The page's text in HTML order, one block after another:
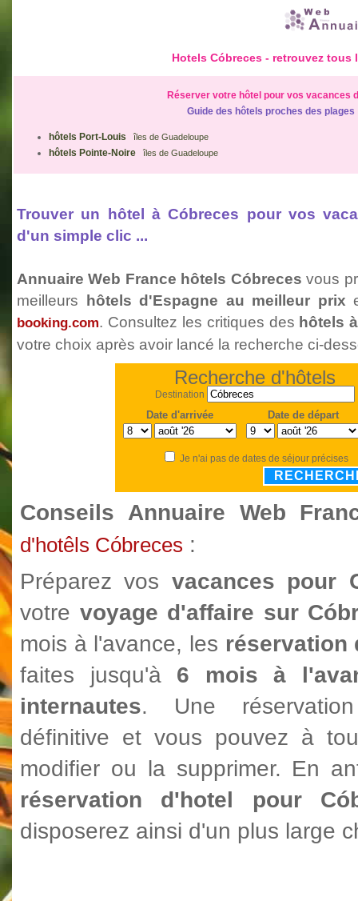
Hotels Cóbreces - retrouvez
Réserver votre hôtel pour vos vacances
Guide des hôtels proches des plages
hôtels Port-Louis îles de Guadeloupe
hôtels Pointe-Noire îles de Guadeloupe
Trouver un hôtel à Cóbreces pour vos
d'un simple clic ...
Annuaire Web France hôtels Cóbreces vous
meilleurs
hôtels d'Espagne au meilleur prix
booking.com. Consultez les critiques des hôtels
votre choix après avoir lancé la recherche ci-
Recherche d'hôtels
Destination
Date d'arrivée Date de départ
Je n'ai pas de dates de séjour précises
Conseils Annuaire Web
d'hotêls Cóbreces :
Préparez vos vacances pour
votre voyage d'affaire sur
mois à l'avance, les réservation
faites jusqu'à 6 mois à
internautes. Une
définitive et vous pouvez à
modifier ou la supprimer. En
réservation d'hotel pour
disposerez ainsi d'un plus large